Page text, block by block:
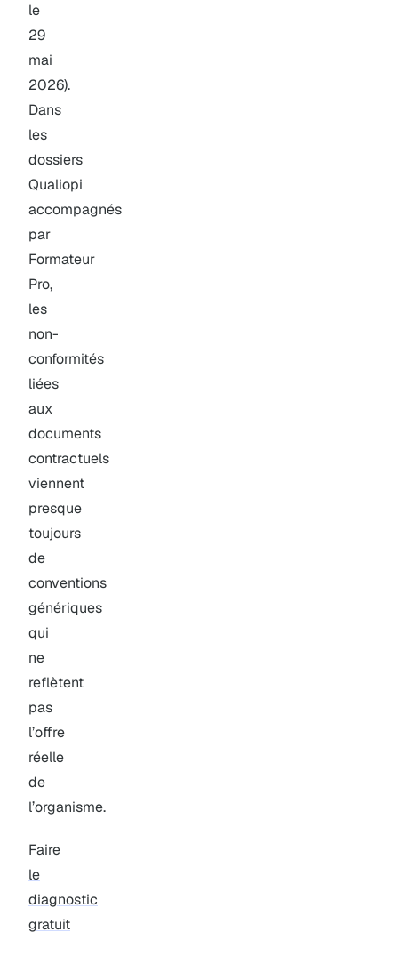
le
29
mai
2026).
Dans
les
dossiers
Qualiopi
accompagnés
par
Formateur
Pro,
les
non-
conformités
liées
aux
documents
contractuels
viennent
presque
toujours
de
conventions
génériques
qui
ne
reflètent
pas
l’offre
réelle
de
l’organisme.
Faire
le
diagnostic
gratuit